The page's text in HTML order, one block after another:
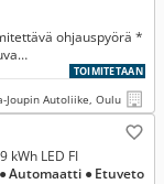
ohjauspyörä *
TOIMITETAAN
Joupin Autoliike, Oulu
kWh LED FI
● Automaatti ● Etuveto